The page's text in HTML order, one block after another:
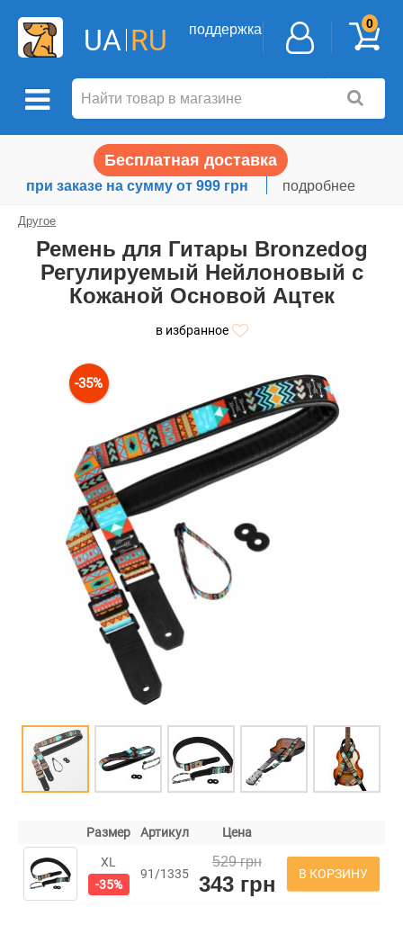
UA RU поддержка 0
Бесплатная доставка
при заказе на сумму от 999 грн подробнее
Другое
Ремень для Гитары Bronzedog
Регулируемый Нейлоновый с
Кожаной Основой Ацтек
в избранное
-35%
Размер Артикул Цена
XL
-35%
91/1335
529 грн
343 грн В КОРЗИНУ